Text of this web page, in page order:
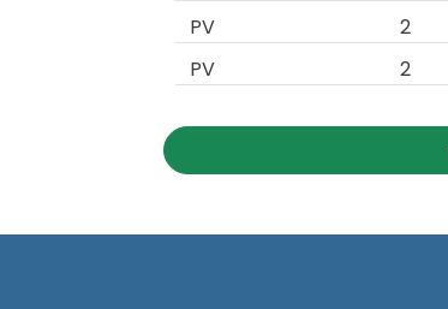
PV
2
PV
2